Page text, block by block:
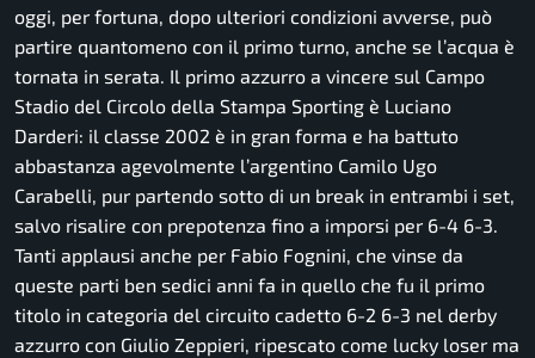
oggi, per fortuna, dopo ulteriori condizioni avverse, può
partire quantomeno con il primo turno, anche se l’acqua è
tornata in serata. Il primo azzurro a vincere sul Campo
Stadio del Circolo della Stampa Sporting è Luciano
Darderi: il classe 2002 è in gran forma e ha battuto
abbastanza agevolmente l’argentino Camilo Ugo
Carabelli, pur partendo sotto di un break in entrambi i set,
salvo risalire con prepotenza fino a imporsi per 6-4 6-3.
Tanti applausi anche per Fabio Fognini, che vinse da
queste parti ben sedici anni fa in quello che fu il primo
titolo in categoria del circuito cadetto 6-2 6-3 nel derby
azzurro con Giulio Zeppieri, ripescato come lucky loser ma